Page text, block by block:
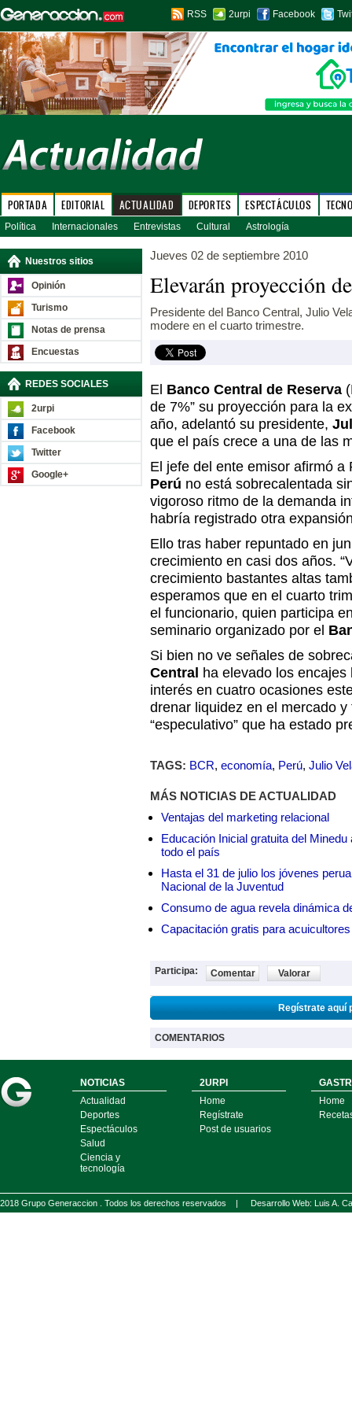
RSS 2urpi Facebook
PORTADA EDITORIAL ACTUALIDAD DEPORTES ESPECTÁCULOS
Política Internacionales Entrevistas Cultural Astrología
Nuestros sitios
Opinión
Turismo
Notas de prensa
Encuestas
REDES SOCIALES
2urpi
Facebook
Twitter
Google+
Jueves 02 de septiembre 2010
Elevarán proyección
Presidente del Banco Central, Julio
modere en el cuarto trimestre.
El Banco Central de Reserva
de 7%” su proyección para la
año, adelantó su presidente,
que el país crece a una de las
El jefe del ente emisor afirmó a
Perú no está sobrecalentada
vigoroso ritmo de la demanda
habría registrado otra
Ello tras haber repuntado en
crecimiento en casi dos años.
crecimiento bastantes altas
esperamos que en el cuarto
el funcionario, quien participa
seminario organizado por el
Si bien no ve señales de
Central ha elevado los
interés en cuatro ocasiones
drenar liquidez en el mercado
“especulativo” que ha estado
TAGS: BCR, economía, Perú, Julio
MÁS NOTICIAS DE ACTUALIDAD
Ventajas del marketing relacional
Educación Inicial gratuita del
todo el país
Hasta el 31 de julio los jóvenes
Nacional de la Juventud
Consumo de agua revela dinámica
Capacitación gratis para
Participa: Comentar Valorar
Regístrate aquí
COMENTARIOS
NOTICIAS
Actualidad
Deportes
Espectáculos
Salud
Ciencia y
tecnología
2URPI
Home
Regístrate
Post de usuarios
Home
2018 Grupo Generaccion . Todos los derechos reservados | Desarrollo Web: Luis